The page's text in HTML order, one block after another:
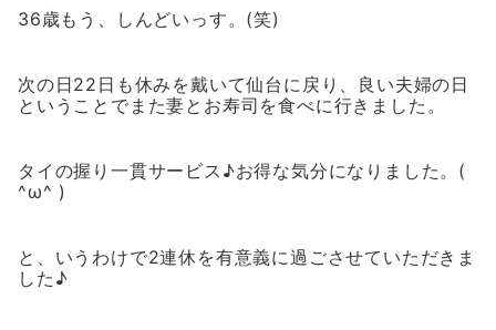
36歳もう、しんどいっす。(笑)
次の日22日も休みを戴いて仙台に戻り、良い夫婦の日
ということでまた妻とお寿司を食べに行きました。
タイの握り一貫サービス♪お得な気分になりました。(
^ω^ )
と、いうわけで2連休を有意義に過ごさせていただきま
した♪